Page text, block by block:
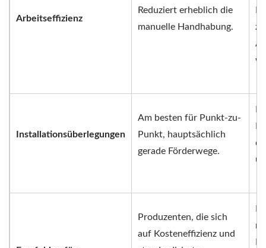
Arbeitseffizienz
Reduziert erheblich die
manuelle Handhabung.
Installationsüberlegungen
Am besten für Punkt-zu-
Punkt, hauptsächlich
gerade Förderwege.
Produzenten, die sich
auf Kosteneffizienz und